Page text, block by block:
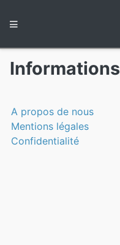
Informations
A propos de nous
Mentions légales
Confidentialité